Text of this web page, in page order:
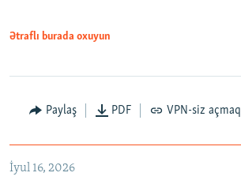
Ətraflı burada oxuyun
Paylaş PDF VPN-siz açmaq
İyul 16, 2026